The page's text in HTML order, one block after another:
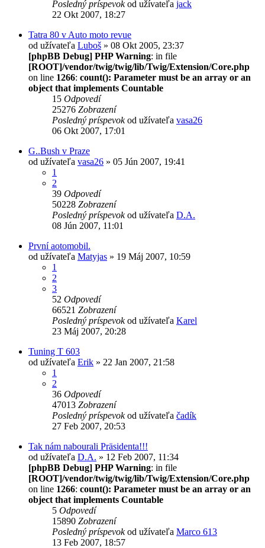
Posledný príspevokod užívateľa jack
22 Okt 2007, 18:27
Tatra 80 v Auto moto revue
od užívateľa Luboš » 08 Okt 2005, 23:37
[phpBB Debug] PHP Warning: in file
[ROOT]/vendor/twig/twig/lib/Twig/Extension/Core.php
on line 1266: count(): Parameter must be an array or an
object that implements Countable
15 Odpovedí
25276 Zobrazení
Posledný príspevokod užívateľa vasa26
06 Okt 2007, 17:01
G..Bush v Praze
od užívateľa vasa26 » 05 Jún 2007, 19:41
1
2
39 Odpovedí
50228 Zobrazení
Posledný príspevokod užívateľa D.A.
08 Jún 2007, 11:01
První aotomobil.
od užívateľa Matyjas » 19 Máj 2007, 10:59
1
2
3
52 Odpovedí
66521 Zobrazení
Posledný príspevokod užívateľa Karel
23 Máj 2007, 20:28
Tuning T 603
od užívateľa Erik » 22 Jan 2007, 21:58
1
2
36 Odpovedí
47013 Zobrazení
Posledný príspevokod užívateľa čadík
27 Feb 2007, 20:53
Tak nám nabourali Präsidenta!!!
od užívateľa D.A. » 12 Feb 2007, 11:34
[phpBB Debug] PHP Warning: in file
[ROOT]/vendor/twig/twig/lib/Twig/Extension/Core.php
on line 1266: count(): Parameter must be an array or an
object that implements Countable
5 Odpovedí
15890 Zobrazení
Posledný príspevokod užívateľa Marco 613
13 Feb 2007, 18:57